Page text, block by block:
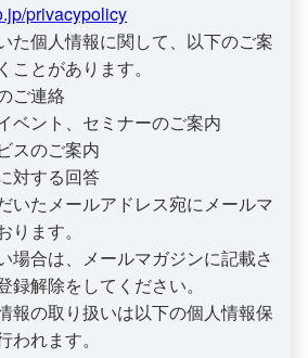
privacypolicy
た個人情報に関して、以下のご案
とがあります。
ご連絡
ベント、セミナーのご案内
スのご案内
対する回答
いたメールアドレス宛にメールマ
ます。
場合は、メールマガジンに記載さ
解除をしてください。
報の取り扱いは以下の個人情報保